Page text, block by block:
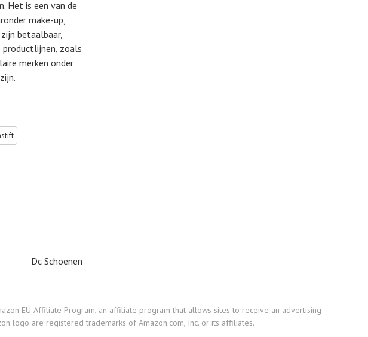
Het is een van de
make-up,
betaalbaar,
productlijnen, zoals
merken onder
Dc Schoenen
EU Affiliate Program, an affiliate program that allows sites to receive an advertising
logo are registered trademarks of Amazon.com, Inc. or its affiliates.